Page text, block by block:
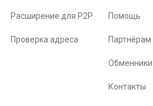
Расширение для P2P
Проверка адреса
Помощь
Партнёрам
Обменники
Контакты